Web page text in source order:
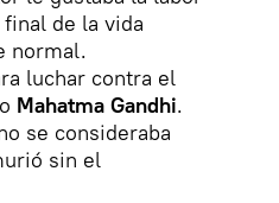
de la vida
normal.
luchar contra el
Mahatma Gandhi.
se consideraba
sin el